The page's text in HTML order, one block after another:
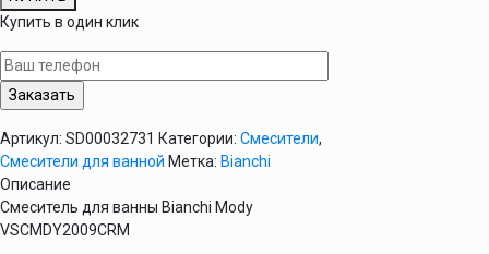
Смеситель
для
ванны
Bianchi
Mody
Купить в один клик
Артикул: SD00032731 Категории: Смесители,
Смесители для ванной Метка: Bianchi
Описание
Смеситель для ванны Bianchi Mody
VSCMDY2009CRM